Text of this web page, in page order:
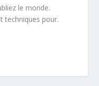
le monde.
techniques pour.